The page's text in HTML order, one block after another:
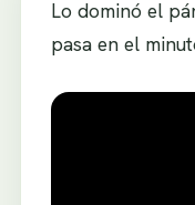
Lo dominó el
pasa en el